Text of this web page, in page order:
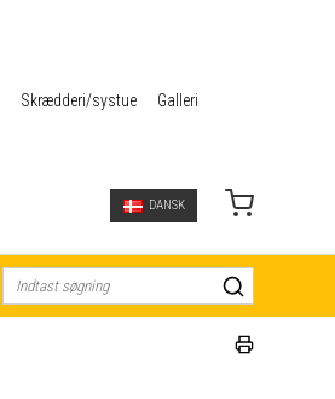
Skrædderi/systue
Galleri
DANSK